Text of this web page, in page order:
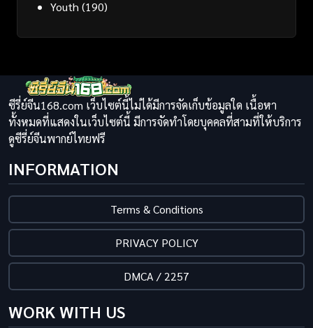
Youth (190)
ซีรี่ย์จีน168.com เว็บไซต์นี้ไม่ได้มีการจัดเก็บข้อมูลใด เนื้อหา
ทั้งหมดที่แสดงในเว็บไซต์นี้ มีการจัดทำโดยบุคคลที่สามที่ให้บริการ
ดูซีรี่ย์จีนพากย์ไทยฟรี
INFORMATION
Terms & Conditions
PRIVACY POLICY
DMCA / 2257
WORK WITH US